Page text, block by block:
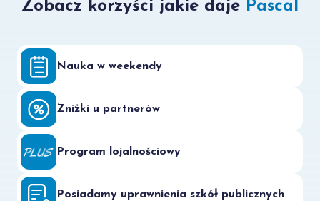
Zobacz korzyści jakie daje Pascal
Nauka w weekendy
Zniżki u partnerów
Program lojalnościowy
Posiadamy uprawnienia szkół publicznych